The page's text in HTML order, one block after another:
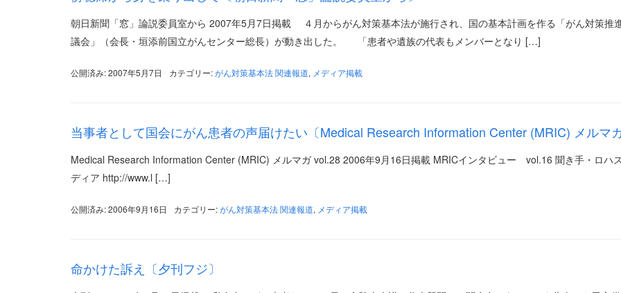
朝日新聞「窓」論説委員室から 2007年5月7日掲載 ４月からがん対策基本法が施行され、国の基本計画を作る「がん対策推
議会」（会長・垣添前国立がんセンター総長）が動き出した。 「患者や遺族の代表もメンバーとなり […]
公開済み: 2007年5月7日 カテゴリー:がん対策基本法 関連報道, メディア掲載
当事者として国会にがん患者の声届けたい〔Medical Research Information Center (MRIC) メルマガ
Medical Research Information Center (MRIC) メルマガ vol.28 2006年9月16日掲載 MRICインタビュー vol.16 聞き手・ロハ
ディア http://www.l […]
公開済み: 2006年9月16日 カテゴリー:がん対策基本法 関連報道, メディア掲載
命かけた訴え〔夕刊フジ〕